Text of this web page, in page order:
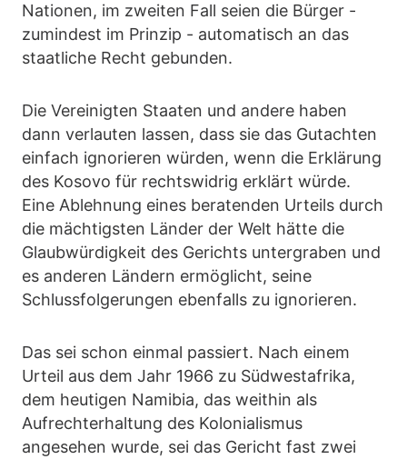
Nationen, im zweiten Fall seien die Bürger -
zumindest im Prinzip - automatisch an das
staatliche Recht gebunden.
Die Vereinigten Staaten und andere haben
dann verlauten lassen, dass sie das Gutachten
einfach ignorieren würden, wenn die Erklärung
des Kosovo für rechtswidrig erklärt würde.
Eine Ablehnung eines beratenden Urteils durch
die mächtigsten Länder der Welt hätte die
Glaubwürdigkeit des Gerichts untergraben und
es anderen Ländern ermöglicht, seine
Schlussfolgerungen ebenfalls zu ignorieren.
Das sei schon einmal passiert. Nach einem
Urteil aus dem Jahr 1966 zu Südwestafrika,
dem heutigen Namibia, das weithin als
Aufrechterhaltung des Kolonialismus
angesehen wurde, sei das Gericht fast zwei